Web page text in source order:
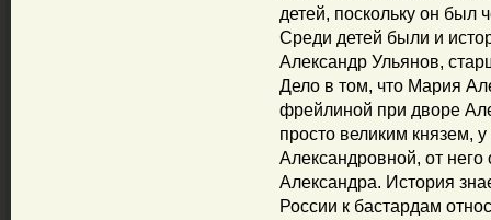
детей, поскольку он
Среди детей были и
Александр Ульянов,
Дело в том, что Мария
фрейлиной при дворе
просто великим князем,
Александровной, от
Александра. История
России к бастардам